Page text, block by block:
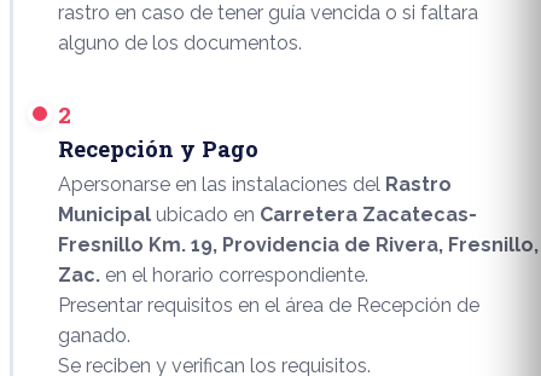
rastro en caso de tener guía vencida o si faltara
alguno de los documentos.
2
Recepción y Pago
Apersonarse en las instalaciones del Rastro
Municipal ubicado en Carretera Zacatecas-
Fresnillo Km. 19, Providencia de Rivera, Fresnillo,
Zac. en el horario correspondiente.
Presentar requisitos en el área de Recepción de
ganado.
Se reciben y verifican los requisitos.